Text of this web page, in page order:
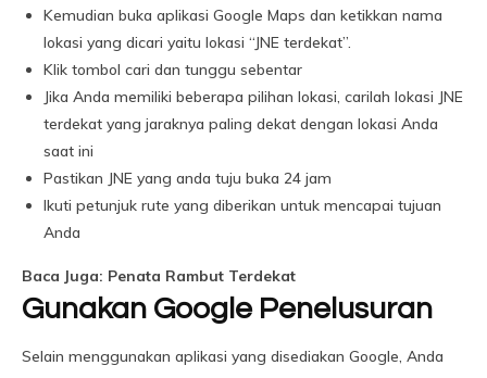
Kemudian buka aplikasi Google Maps dan ketikkan nama
lokasi yang dicari yaitu lokasi “JNE terdekat”.
Klik tombol cari dan tunggu sebentar
Jika Anda memiliki beberapa pilihan lokasi, carilah lokasi JNE
terdekat yang jaraknya paling dekat dengan lokasi Anda
saat ini
Pastikan JNE yang anda tuju buka 24 jam
Ikuti petunjuk rute yang diberikan untuk mencapai tujuan
Anda
Baca Juga: Penata Rambut Terdekat
Gunakan Google Penelusuran
Selain menggunakan aplikasi yang disediakan Google, Anda